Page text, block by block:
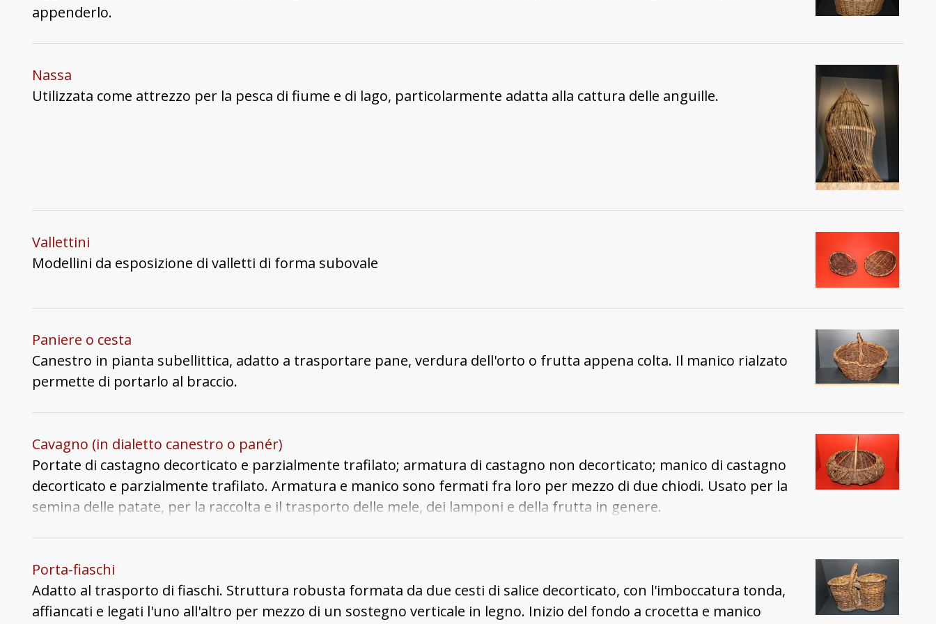
appenderlo.
Nassa
Utilizzata come attrezzo per la pesca di fiume e di lago, particolarmente adatta alla cattura delle anguille.
Vallettini
Modellini da esposizione di valletti di forma subovale
Paniere o cesta
Canestro in pianta subellittica, adatto a trasportare pane, verdura dell'orto o frutta appena colta. Il manico rialzato
permette di portarlo al braccio.
Cavagno (in dialetto canestro o panér)
Portate di castagno decorticato e parzialmente trafilato; armatura di castagno non decorticato; manico di castagno
decorticato e parzialmente trafilato. Armatura e manico sono fermati fra loro per mezzo di due chiodi. Usato per la
semina delle patate, per la raccolta e il trasporto delle mele, dei lamponi e della frutta in genere.
Porta-fiaschi
Adatto al trasporto di fiaschi. Struttura robusta formata da due cesti di salice decorticato, con l'imboccatura tonda,
affiancati e legati l'uno all'altro per mezzo di un sostegno verticale in legno. Inizio del fondo a crocetta e manico